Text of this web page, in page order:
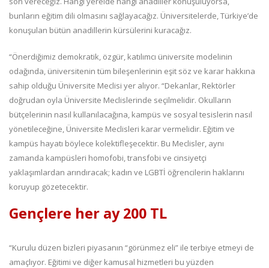
bunların eğitim dili olmasını sağlayacağız. Üniversitelerde, Türkiye’de
konuşulan bütün anadillerin kürsülerini kuracağız.
“Önerdiğimiz demokratik, özgür, katılımcı üniversite modelinin
odağında, üniversitenin tüm bileşenlerinin eşit söz ve karar hakkına
sahip olduğu Üniversite Meclisi yer alıyor. “Dekanlar, Rektörler
doğrudan oyla Üniversite Meclislerinde seçilmelidir. Okulların
bütçelerinin nasıl kullanılacağına, kampüs ve sosyal tesislerin nasıl
yönetileceğine, Üniversite Meclisleri karar vermelidir. Eğitim ve
kampüs hayatı böylece kolektifleşecektir. Bu Meclisler, aynı
zamanda kampüsleri homofobi, transfobi ve cinsiyetçi
yaklaşımlardan arındıracak; kadın ve LGBTİ öğrencilerin haklarını
koruyup gözetecektir.
Gençlere her ay 200 TL
“Kurulu düzen bizleri piyasanın “görünmez eli” ile terbiye etmeyi de
amaçlıyor. Eğitimi ve diğer kamusal hizmetleri bu yüzden